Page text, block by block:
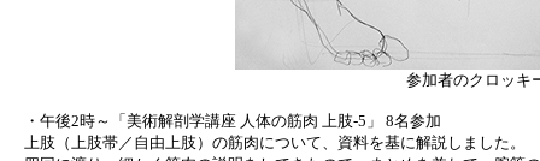
参加者のクロッキ
・午後2時～「美術解剖学講座 人体の筋肉 上肢-5」 8名参加
上肢（上肢帯／自由上肢）の筋肉について、資料を基に解説しました。